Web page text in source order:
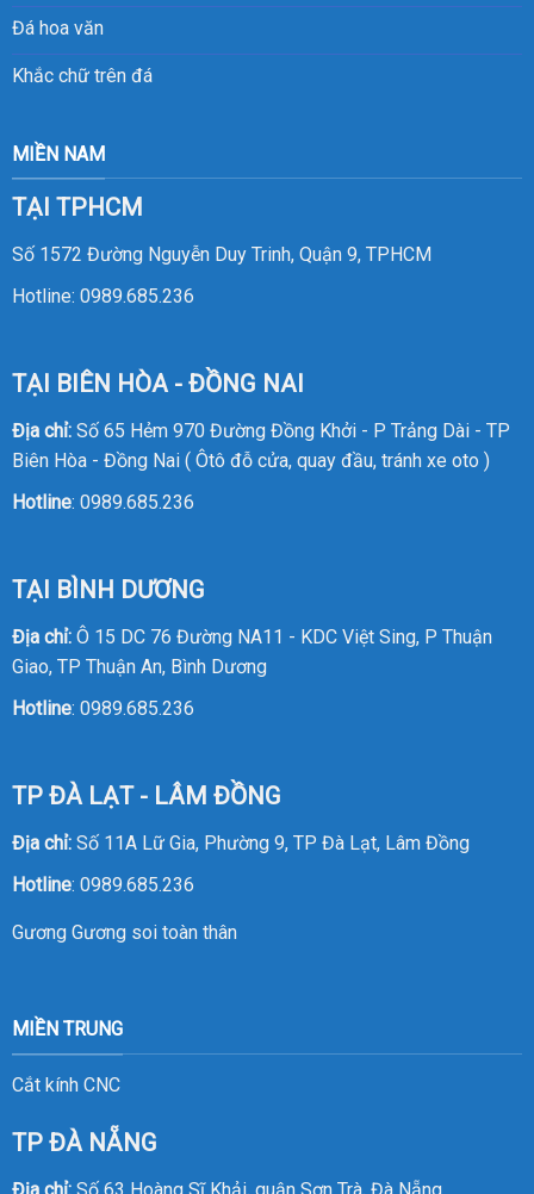
Đá hoa văn
Khắc chữ trên đá
MIỀN NAM
TẠI TPHCM
Số 1572 Đường Nguyễn Duy Trinh, Quận 9, TPHCM
Hotline: 0989.685.236
TẠI BIÊN HÒA - ĐỒNG NAI
Địa chỉ:Số 65 Hẻm 970 Đường Đồng Khởi - P Trảng Dài - TP
Biên Hòa - Đồng Nai ( Ôtô đỗ cửa, quay đầu, tránh xe oto )
Hotline: 0989.685.236
TẠI BÌNH DƯƠNG
Địa chỉ:Ô 15 DC 76 Đường NA11 - KDC Việt Sing, P Thuận
Giao, TP Thuận An, Bình Dương
Hotline: 0989.685.236
TP ĐÀ LẠT - LÂM ĐỒNG
Địa chỉ:Số 11A Lữ Gia, Phường 9, TP Đà Lạt, Lâm Đồng
Hotline: 0989.685.236
Gương Gương soi toàn thân
MIỀN TRUNG
Cắt kính CNC
TP ĐÀ NẴNG